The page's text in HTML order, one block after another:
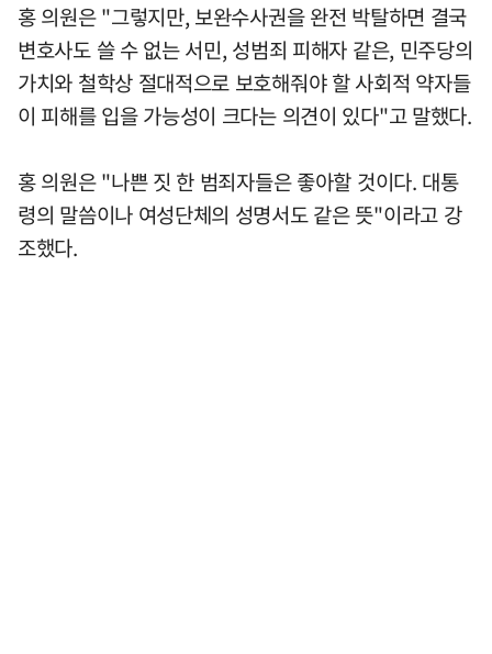
홍 의원은 "그렇지만, 보완수사권을 완전 박탈하면 결국
변호사도 쓸 수 없는 서민, 성범죄 피해자 같은, 민주당의
가치와 철학상 절대적으로 보호해줘야 할 사회적 약자들
이 피해를 입을 가능성이 크다는 의견이 있다"고 말했다.
홍 의원은 "나쁜 짓 한 범죄자들은 좋아할 것이다. 대통
령의 말씀이나 여성단체의 성명서도 같은 뜻"이라고 강
조했다.